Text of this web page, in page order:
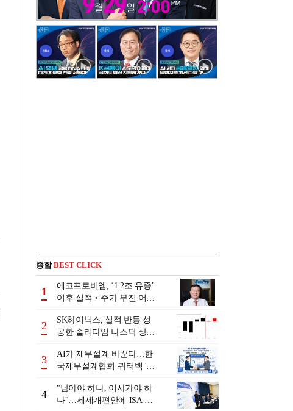
종합BEST CLICK
1
에코프로비엠, ‘1.2조 유증’
이후 실적‧주가 부진 어쩌
2
SK하이닉스, 실적 반등 성
공한 솔리다임 나스닥 상장
3
AI가 재무설계 바꾼다…한
국재무설계협회·쿼터백 '베
4
"남아야 하나, 이사가야 하
나"…세제개편안에 ISA 투